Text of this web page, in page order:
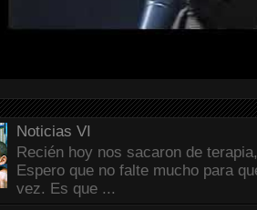
Noticias VI
Recién hoy nos sacaron de
Espero que no falte mucho para
vez. Es que ...